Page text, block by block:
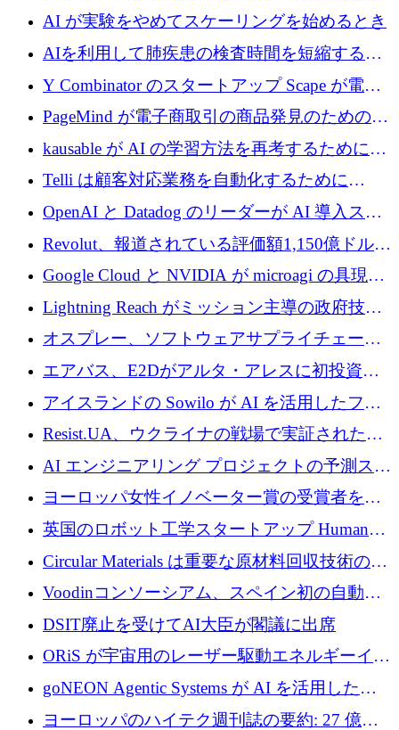
代わりにプリプロダクションに賭けました
AI が実験をやめてスケーリングを始めるとき
AIを利用して肺疾患の検査時間を短縮する英
国のヘルステック挑戦者が1900万ドルを獲得
Y Combinator のスタートアップ Scape が電子
メールを再考するために 320 万ドルを調達し
てステルスから浮上
PageMind が電子商取引の商品発見のための
AI を拡張するために 120 万ユーロを調達
kausable が AI の学習方法を再考するために
1,200 万ユーロを調達
Telli は顧客対応業務を自動化するために
1,500 万ドルのシードを確保
OpenAI と Datadog のリーダーが AI 導入スタ
ートアップ Arrakis を支援
Revolut、報道されている評価額1,150億ドルで
の新たな二次株式売却を確認
Google Cloud と NVIDIA が microagi の具現化
された AI の野望を推進
Lightning Reach がミッション主導の政府技術
グループとしてポートフォリオを拡大し ETG
に買収
オスプレー、ソフトウェアサプライチェーン
攻撃を阻止するために265万ドルを確保
エアバス、E2Dがアルタ・アレスに初投資、
欧州防衛技術ファンドに5億ユーロを拠出
アイスランドの Sowilo が AI を活用したファ
ッション製品インテリジェンス プラットフォ
ームを拡大するためにプレシードを調達
Resist.UA、ウクライナの戦場で実証された防
衛技術を拡大するために5,000万ユーロの欧州
基金を立ち上げる
AI エンジニアリング プロジェクトの予測スタ
ートアップ Cascade が a16z アクセラレータか
らの支援を獲得
ヨーロッパ女性イノベーター賞の受賞者を紹
介します
英国のロボット工学スタートアップ Humanoid
がシリーズ A 1 億 5,200 万ドルで評価額 13 億
5,000 万ドルに到達
Circular Materials は重要な原材料回収技術の拡
張に 1,180 万ユーロを確保
Voodinコンソーシアム、スペイン初の自動木
製ブレード工場の建設にEU補助金4,800万ユ
ーロを確保
DSIT廃止を受けてAI大臣が閣議に出席
ORiS が宇宙用のレーザー駆動エネルギーイン
フラの構築に 500 万ユーロを調達
goNEON Agentic Systems が AI を活用したイ
ンフラ計画を加速するために 16 万ユーロを確
ヨーロッパのハイテク週刊誌の要約: 27 億ユ